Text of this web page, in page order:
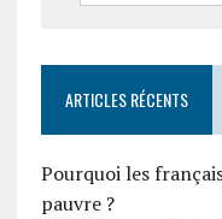
ARTICLES RÉCENTS
Pourquoi les
pauvre ?